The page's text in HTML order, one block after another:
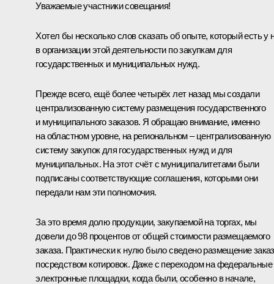
Уважаемые участники совещания!
Хотел бы несколько слов сказать об опыте, который есть у
в организации этой деятельности по закупкам для
государственных и муниципальных нужд.
Прежде всего, ещё более четырёх лет назад мы создали
централизованную систему размещения государственного
и муниципального заказов. Я обращаю внимание, именно
на областном уровне, на региональном – централизованную
систему закупок для государственных нужд и для
муниципальных. На этот счёт с муниципалитетами были
подписаны соответствующие соглашения, которыми они
передали нам эти полномочия.
За это время долю продукции, закупаемой на торгах, мы
довели до 98 процентов от общей стоимости размещаемого
заказа. Практически к нулю было сведено размещение
посредством котировок. Даже с переходом на федеральные
электронные площадки, когда были, особенно в начале,